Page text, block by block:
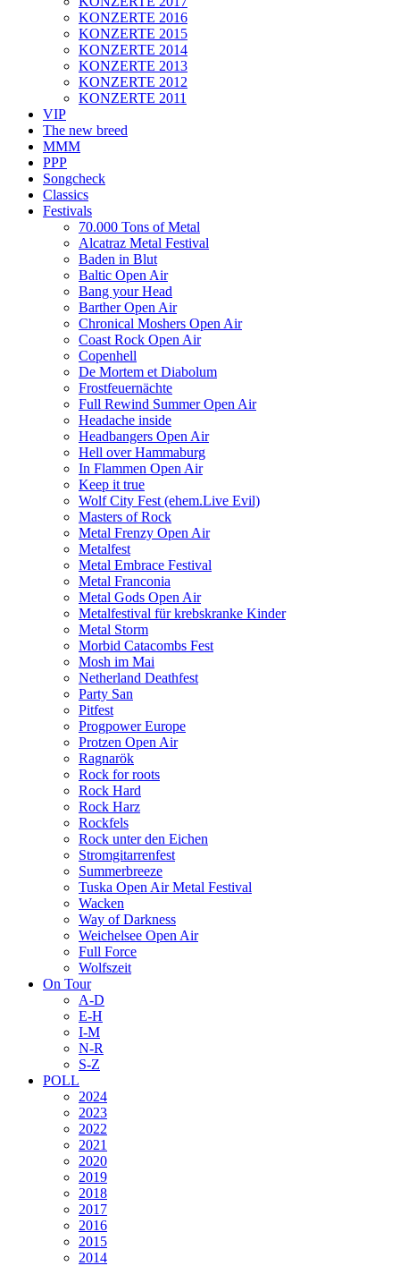
KONZERTE 2016
KONZERTE 2015
KONZERTE 2014
KONZERTE 2013
KONZERTE 2012
KONZERTE 2011
VIP
The new breed
MMM
PPP
Songcheck
Classics
Festivals
70.000 Tons of Metal
Alcatraz Metal Festival
Baden in Blut
Baltic Open Air
Bang your Head
Barther Open Air
Chronical Moshers Open Air
Coast Rock Open Air
Copenhell
De Mortem et Diabolum
Frostfeuernächte
Full Rewind Summer Open Air
Headache inside
Headbangers Open Air
Hell over Hammaburg
In Flammen Open Air
Keep it true
Wolf City Fest (ehem.Live Evil)
Masters of Rock
Metal Frenzy Open Air
Metalfest
Metal Embrace Festival
Metal Franconia
Metal Gods Open Air
Metalfestival für krebskranke Kinder
Metal Storm
Morbid Catacombs Fest
Mosh im Mai
Netherland Deathfest
Party San
Pitfest
Progpower Europe
Protzen Open Air
Ragnarök
Rock for roots
Rock Hard
Rock Harz
Rockfels
Rock unter den Eichen
Stromgitarrenfest
Summerbreeze
Tuska Open Air Metal Festival
Wacken
Way of Darkness
Weichelsee Open Air
Full Force
Wolfszeit
On Tour
A-D
E-H
I-M
N-R
S-Z
POLL
2024
2023
2022
2021
2020
2019
2018
2017
2016
2015
2014